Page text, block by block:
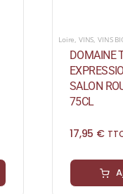
Loire, VINS,VINS
DOMAINE
SALON
75CL
17,95 €